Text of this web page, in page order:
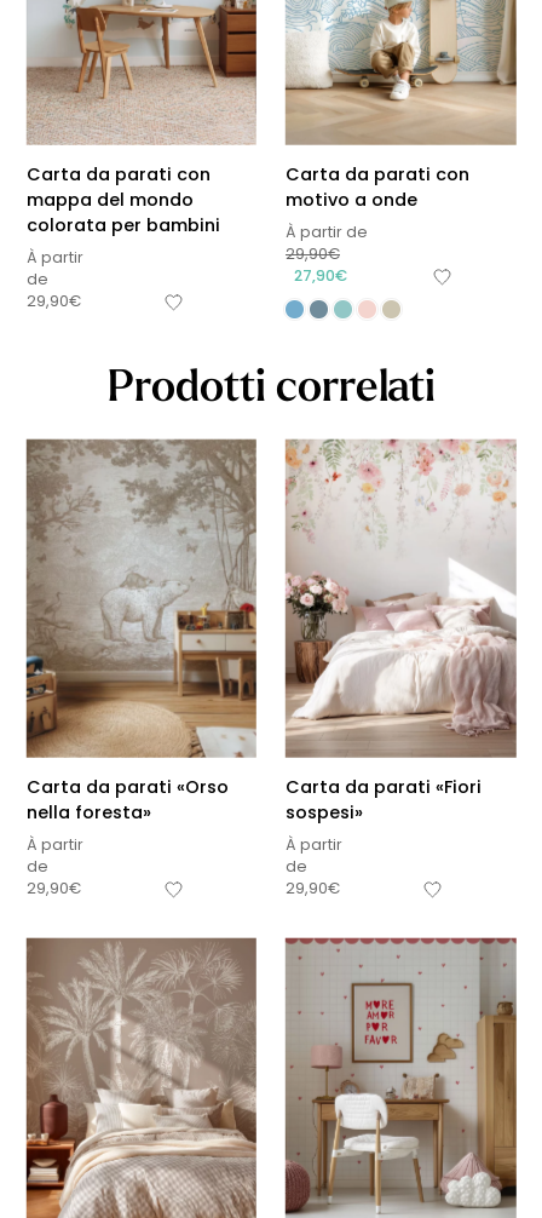
Carta da parati con
mappa del mondo
colorata per bambini
À partir
de
29,90€
Carta da parati con
motivo a onde
À partir de
29,90€
27,90€
Prodotti correlati
Carta da parati «Orso
nella foresta»
À partir
de
29,90€
Carta da parati «Fiori
sospesi»
À partir
de
29,90€